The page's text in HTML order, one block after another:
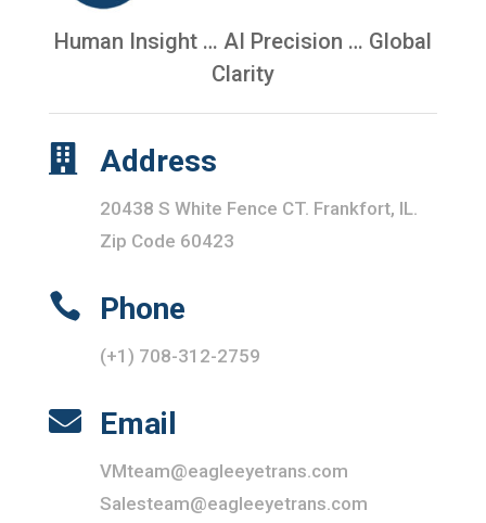
Human Insight … AI Precision … Global
Clarity
 Address
20438 S White Fence CT. Frankfort, IL.
Zip Code 60423
 Phone
(+1) 708-312-2759
 Email
VMteam@eagleeyetrans.com
Salesteam@eagleeyetrans.com